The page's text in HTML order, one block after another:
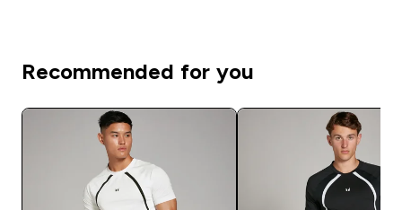
Recommended for you